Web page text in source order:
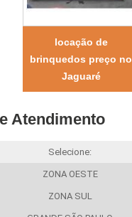
locação de
brinquedos preço no
Jaguaré
Atendimento
Selecione:
ZONA OESTE
ZONA SUL